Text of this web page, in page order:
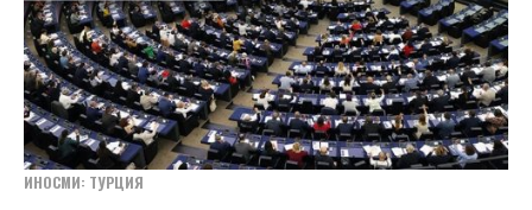
ИНОСМИ: ТУРЦИЯ